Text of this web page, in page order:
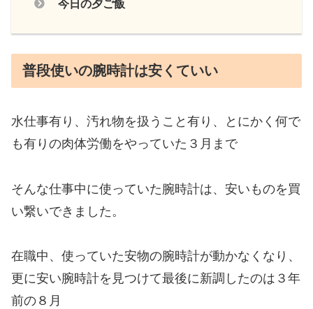
今日の夕ご飯
普段使いの腕時計は安くていい
水仕事有り、汚れ物を扱うこと有り、とにかく何で
も有りの肉体労働をやっていた３月まで
そんな仕事中に使っていた腕時計は、安いものを買
い繋いできました。
在職中、使っていた安物の腕時計が動かなくなり、
更に安い腕時計を見つけて最後に新調したのは３年
前の８月